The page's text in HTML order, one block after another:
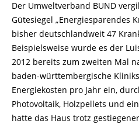
Der Umweltverband BUND
Gütesiegel „Energiesparendes
bisher deutschlandweit 47
Beispielsweise wurde es der
2012 bereits zum zweiten Mal
baden-württembergische
Energiekosten pro Jahr ein,
Photovoltaik, Holzpellets und
hatte das Haus trotz